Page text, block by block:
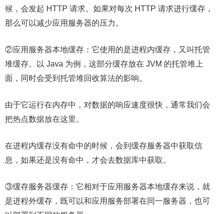
候，会发起 HTTP 请求。如果对每次 HTTP 请求进行缓存，
那么可以减少应用服务器的压力。
②应用服务器本地缓存：它使用的是进程内缓存，又叫托管
堆缓存。以 Java 为例，这部分缓存放在 JVM 的托管堆上
面，同时会受到托管堆回收算法的影响。
由于它运行在内存中，对数据的响应速度很快，通常我们会
把热点数据放在这里。
在进程内缓存没有命中的时候，会到缓存服务器中获取信
息，如果还是没有命中，才会去数据库中获取。
③缓存服务器缓存：它相对于应用服务器本地缓存来说，就
是进程外缓存，既可以和应用服务部署在同一服务器，也可